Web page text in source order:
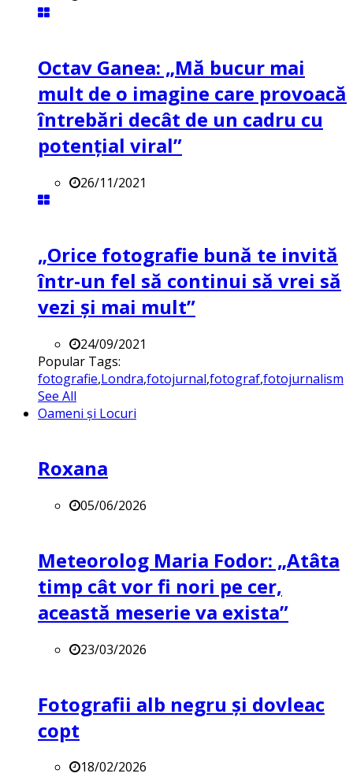
Octav Ganea: „Mă bucur mai
mult de o imagine care provoacă
întrebări decât de un cadru cu
potenţial viral”
26/11/2021
„Orice fotografie bună te invită
într-un fel să continui să vrei să
vezi și mai mult”
24/09/2021
Popular Tags:
fotografie,Londra,fotojurnal,fotograf,fotojurnalism
See All
Oameni și Locuri
Roxana
05/06/2026
Meteorolog Maria Fodor: „Atâta
timp cât vor fi nori pe cer,
această meserie va exista”
23/03/2026
Fotografii alb negru și dovleac
copt
18/02/2026